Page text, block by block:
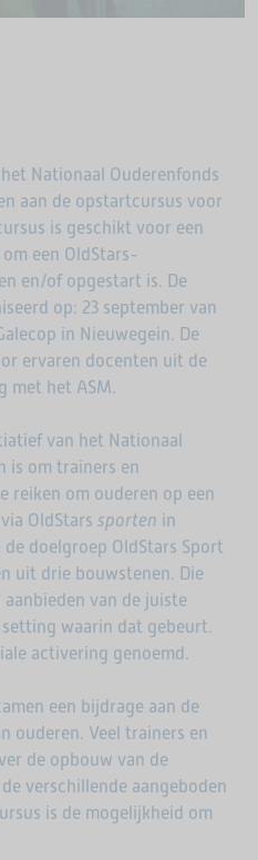
Nationaal Ouderenfonds
aan de opstartcursus voor
is geschikt voor een
een OldStars-
en/of opgestart is. De
op: 23 september van
in Nieuwegein. De
ervaren docenten uit de
met het ASM.
van het Nationaal
is om trainers en
reiken om ouderen op een
OldStars sporten in
doelgroep OldStars Sport
uit drie bouwstenen. Die
van de juiste
waarin dat gebeurt.
activering genoemd.
een bijdrage aan de
ouderen. Veel trainers en
de opbouw van de
verschillende aangeboden
is de mogelijkheid om